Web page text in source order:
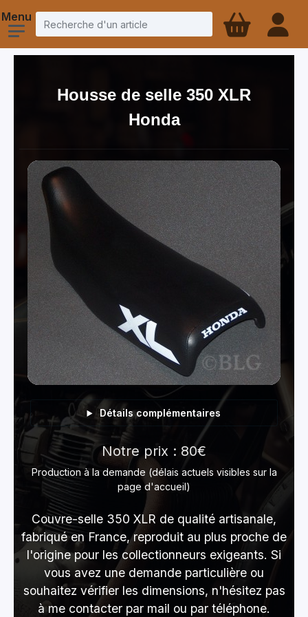
Housse de selle 350 XLR
Honda
Détails complémentaires
Notre prix : 80€
Production à la demande (délais actuels visibles sur la
page d'accueil)
Couvre-selle 350 XLR de qualité artisanale,
fabriqué en France, reproduit au plus proche de
l'origine pour les collectionneurs exigeants. Si
vous avez une demande particulière ou
souhaitez vérifier les dimensions, n'hésitez pas
à me contacter par mail ou par téléphone.